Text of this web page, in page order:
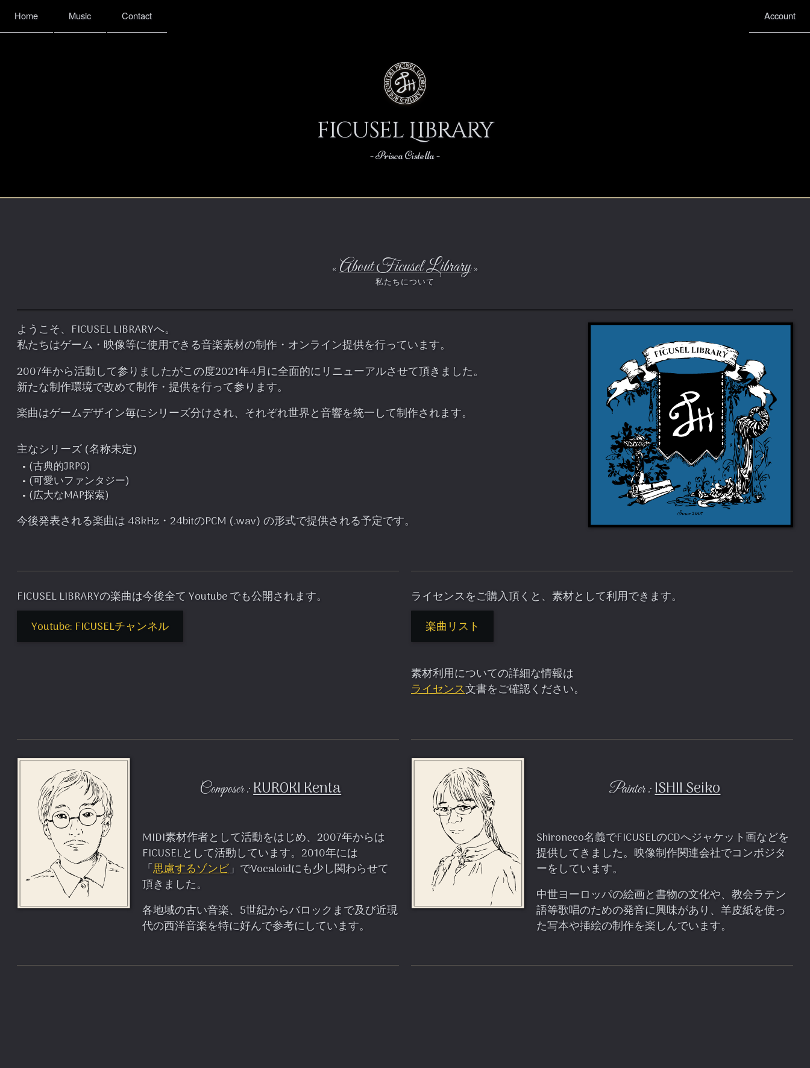
Home Music Contact Account
FICUSELLIBRARY
Prisca Cistella
About Ficusel Library
ようこそ、 FICUSEL LIBRARYへ。
私たちはゲーム・映像等に使用できる音楽素材の制作・オンライン提供を行っています。
2007年から活動して参りましたがこの度2021年4月に全面的にリニューアルさせて頂きました。
新たな制作環境で改めて制作・提供を行って参ります。
楽曲はゲームデザイン毎にシリーズ分けされ、それぞれ世界と音響を統一して制作されます。
主なシリーズ (名称未定)
(古典的JRPG)
(可愛いファンタジー)
(広大なMAP探索)
今後発表される楽曲は 48kHz・24bitのPCM (.wav) の形式で提供される予定です。
FICUSEL LIBRARYの楽曲は今後全て Youtube でも公開されます。
Youtube: FICUSELチャンネル
ライセンスをご購入頂くと、素材として利用できます。
楽曲リスト
素材利用についての詳細な情報は
ライセンス文書をご確認ください。
Composer :KUROKI Kenta
MIDI素材作者として活動をはじめ、2007年からは
FICUSELとして活動しています。2010年には
「思慮するゾンビ」でVocaloidにも少し関わらせて
頂きました。
各地域の古い音楽、5世紀からバロックまで及び近現
代の西洋音楽を特に好んで参考にしています。
Painter :ISHII Seiko
Shironeco名義でFICUSELのCDへジャケット画などを
提供してきました。 映像制作関連会社でコンポジタ
ーをしています。
中世ヨーロッパの絵画と書物の文化や、教会ラテン
語等歌唱のための発音に興味があり、羊皮紙を使っ
た写本や挿絵の制作を楽しんでいます。